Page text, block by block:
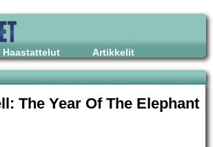
Haastattelut Artikkelit
The Year Of The Elephant